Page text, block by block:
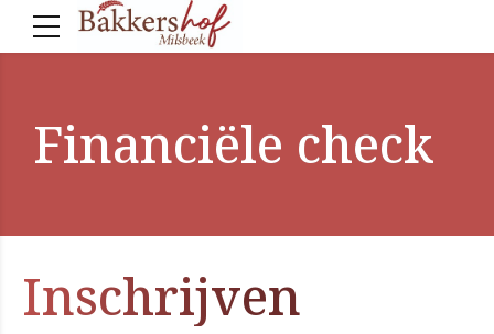
Financiële check
Inschrijven